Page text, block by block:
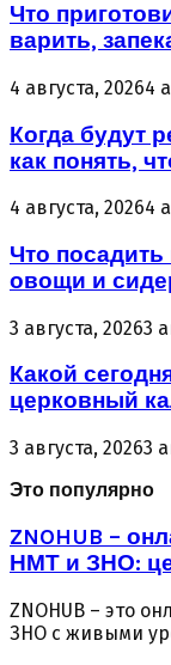
Что
варить,
4 августа, 20264
Когда будут
как понять,
4 августа, 20264
Что посадить
овощи и
3 августа, 20263
Какой
церковный
3 августа, 20263
Это популярно
ZNOHUB –
НМТ и ЗНО:
ZNOHUB – это
ЗНО с живыми